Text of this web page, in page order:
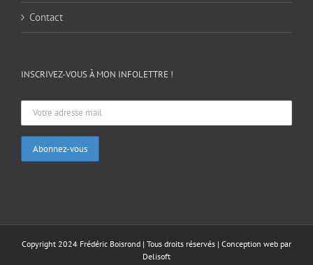
Contact
INSCRIVEZ-VOUS À MON INFOLETTRE !
Copyright 2024 Frédéric Boisrond | Tous droits réservés | Conception web par
Delisoft